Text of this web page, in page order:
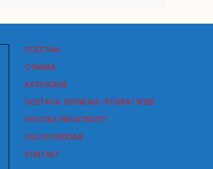
POČETNA
O NAMA
KATEGORIJE
DOSTAVA, ISPORUKA I POVRAT ROBE
POLITIKA PRIVATNOSTI
USLOVI PRODAJE
KONTAKT